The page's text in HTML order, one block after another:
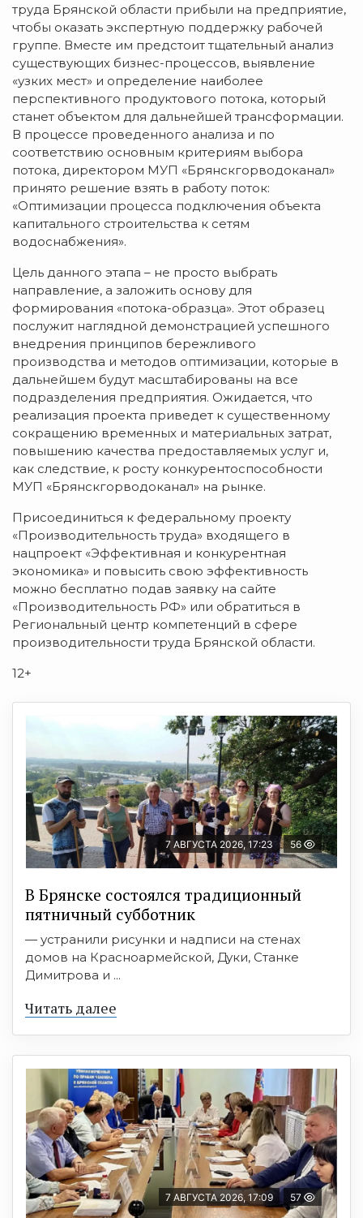
труда Брянской области прибыли на предприятие,
чтобы оказать экспертную поддержку рабочей
группе. Вместе им предстоит тщательный анализ
существующих бизнес-процессов, выявление
«узких мест» и определение наиболее
перспективного продуктового потока, который
станет объектом для дальнейшей трансформации.
В процессе проведенного анализа и по
соответствию основным критериям выбора
потока, директором МУП «Брянскгорводоканал»
принято решение взять в работу поток:
«Оптимизации процесса подключения объекта
капитального строительства к сетям
водоснабжения».
Цель данного этапа – не просто выбрать
направление, а заложить основу для
формирования «потока-образца». Этот образец
послужит наглядной демонстрацией успешного
внедрения принципов бережливого
производства и методов оптимизации, которые в
дальнейшем будут масштабированы на все
подразделения предприятия. Ожидается, что
реализация проекта приведет к существенному
сокращению временных и материальных затрат,
повышению качества предоставляемых услуг и,
как следствие, к росту конкурентоспособности
МУП «Брянскгорводоканал» на рынке.
Присоединиться к федеральному проекту
«Производительность труда» входящего в
нацпроект «Эффективная и конкурентная
экономика» и повысить свою эффективность
можно бесплатно подав заявку на сайте
«Производительность РФ» или обратиться в
Региональный центр компетенций в сфере
производительности труда Брянской области.
12+
7 АВГУСТА 2026, 17:23 56
В Брянске состоялся традиционный
пятничный субботник
— устранили рисунки и надписи на стенах
домов на Красноармейской, Дуки, Станке
Димитрова и ...
Читать далее
7 АВГУСТА 2026, 17:09 57